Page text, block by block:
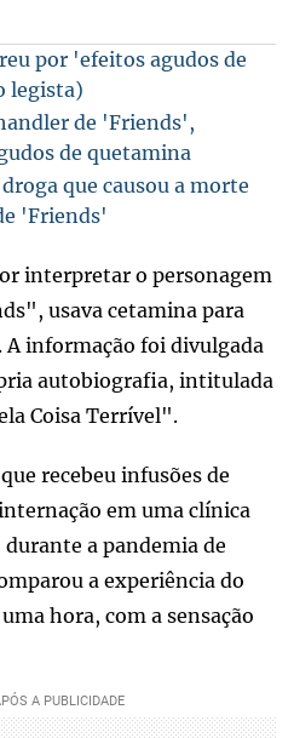
por 'efeitos agudos de
legista)
de 'Friends',
de quetamina
que causou a morte
'Friends'
interpretar o personagem
usava cetamina para
informação foi divulgada
autobiografia, intitulada
Coisa Terrível".
recebeu infusões de
em uma clínica
a pandemia de
a experiência do
hora, com a sensação